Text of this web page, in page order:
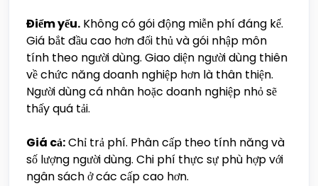
Điểm yếu. Không có gói động miễn phí đáng kể.
Giá bắt đầu cao hơn đối thủ và gói nhập môn
tính theo người dùng. Giao diện người dùng thiên
về chức năng doanh nghiệp hơn là thân thiện.
Người dùng cá nhân hoặc doanh nghiệp nhỏ sẽ
thấy quá tải.
Giá cả:Chỉ trả phí. Phân cấp theo tính năng và
số lượng người dùng. Chi phí thực sự phù hợp với
ngân sách ở các cấp cao hơn.